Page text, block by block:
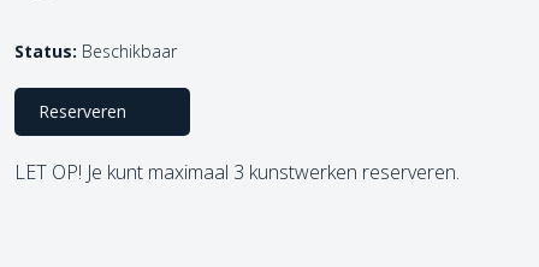
Status: Beschikbaar
Reserveren
LET OP! Je kunt maximaal 3 kunstwerken reserveren.